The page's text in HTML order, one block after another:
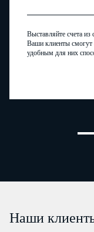
Выставляйте счета из
Ваши клиенты
удобным для них
Наши